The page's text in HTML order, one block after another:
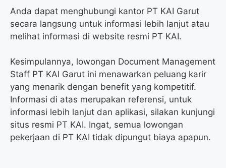
Anda dapat menghubungi kantor PT KAI Garut
secara langsung untuk informasi lebih lanjut atau
melihat informasi di website resmi PT KAI.
Kesimpulannya, lowongan Document Management
Staff PT KAI Garut ini menawarkan peluang karir
yang menarik dengan benefit yang kompetitif.
Informasi di atas merupakan referensi, untuk
informasi lebih lanjut dan aplikasi, silakan kunjungi
situs resmi PT KAI. Ingat, semua lowongan
pekerjaan di PT KAI tidak dipungut biaya apapun.